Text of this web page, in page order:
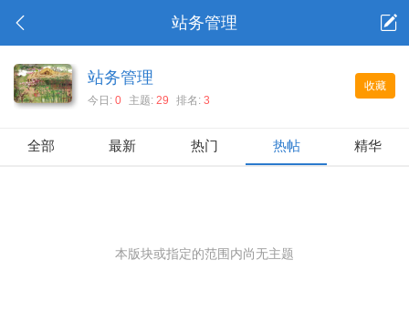
站务管理
收藏
站务管理
今日:0 主题:29 排名:3
全部 最新 热门 热帖 精华
本版块或指定的范围内尚无主题